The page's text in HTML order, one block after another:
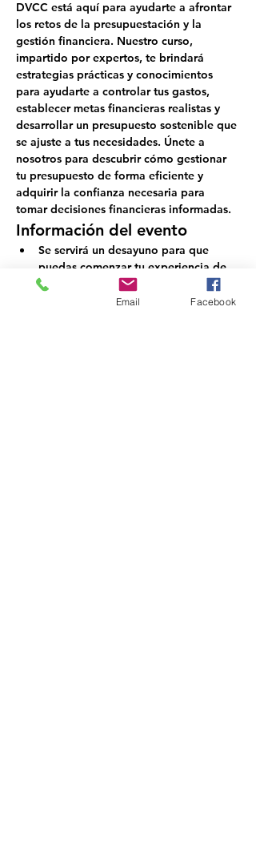
DVCC está aquí para ayudarte a afrontar
los retos de la presupuestación y la
gestión financiera. Nuestro curso,
impartido por expertos, te brindará
estrategias prácticas y conocimientos
para ayudarte a controlar tus gastos,
establecer metas financieras realistas y
desarrollar un presupuesto sostenible que
se ajuste a tus necesidades. Únete a
nosotros para descubrir cómo gestionar
tu presupuesto de forma eficiente y
adquirir la confianza necesaria para
tomar decisiones financieras informadas.
Información del evento
Se servirá un desayuno para que
puedas comenzar tu experiencia de
aprendizaje con energía.
Sesiones interactivas diseñadas para
Email Facebook